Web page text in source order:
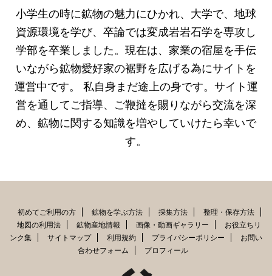
小学生の時に鉱物の魅力にひかれ、大学で、地球
資源環境を学び、卒論では変成岩岩石学を専攻し
学部を卒業しました。現在は、家業の宿屋を手伝
いながら鉱物愛好家の裾野を広げる為にサイトを
運営中です。 私自身まだ途上の身です。サイト運
営を通してご指導、ご鞭撻を賜りながら交流を深
め、鉱物に関する知識を増やしていけたら幸いで
す。
初めてご利用の方 鉱物を学ぶ方法 採集方法
整理・保存方法
地図の利用法
鉱物産地情報 画像・動画ギャラリー
お役立ちリ
ンク集
サイトマップ 利用規約 プライバシーポリシー
お問い
合わせフォーム
プロフィール